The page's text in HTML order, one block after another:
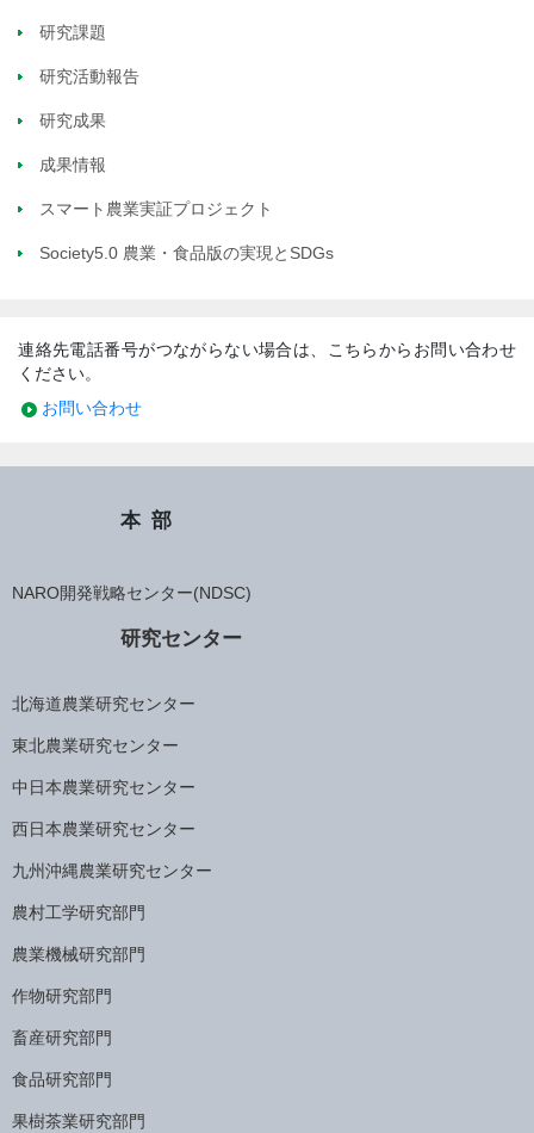
研究課題
研究活動報告
研究成果
成果情報
スマート農業実証プロジェクト
Society5.0 農業・食品版の実現とSDGs
連絡先電話番号がつながらない場合は、こちらからお問い合わせ
ください。
お問い合わせ
本部
NARO開発戦略センター(NDSC)
研究センター
北海道農業研究センター
東北農業研究センター
中日本農業研究センター
西日本農業研究センター
九州沖縄農業研究センター
農村工学研究部門
農業機械研究部門
作物研究部門
畜産研究部門
食品研究部門
果樹茶業研究部門